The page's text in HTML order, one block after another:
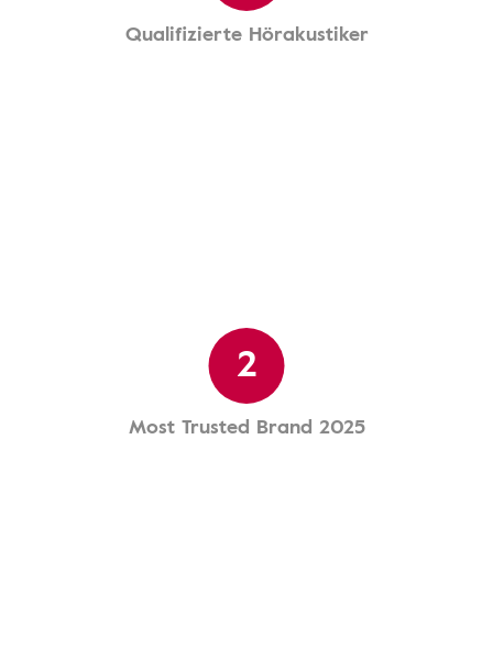
Qualifizierte Hörakustiker
2
Most Trusted Brand 2025